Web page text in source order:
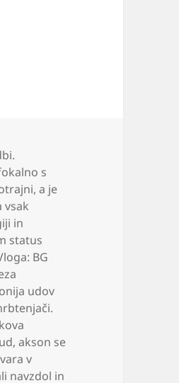
s
,a je
vsak
in
status
BG
udov
,akson se
v
navzdol in